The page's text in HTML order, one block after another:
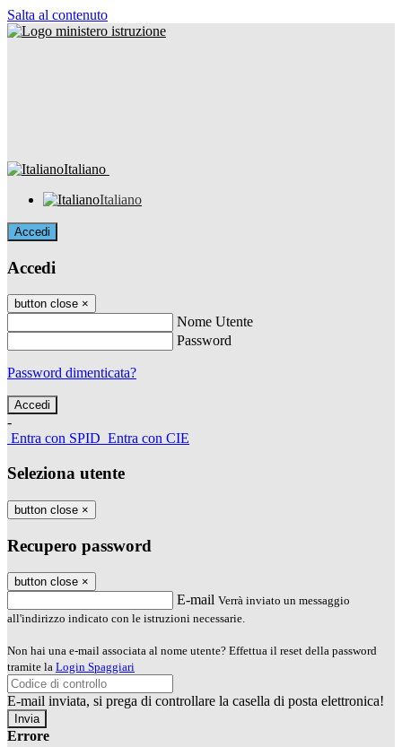
Salta al contenuto
Italiano
Italiano
Accedi
Accedi
button close ×
Nome Utente
Password
Password dimenticata?
-
Entra con SPID Entra con CIE
Seleziona utente
button close ×
Recupero password
button close ×
E-mail Verrà inviato un messaggio
all'indirizzo indicato con le istruzioni necessarie.
Non hai una e-mail associata al nome utente? Effettua il reset della password
tramite la Login Spaggiari
E-mail inviata, si prega di controllare la casella di posta elettronica!
Errore